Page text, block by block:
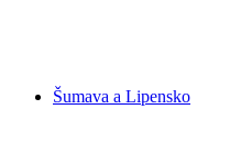
Šumava a Lipensko